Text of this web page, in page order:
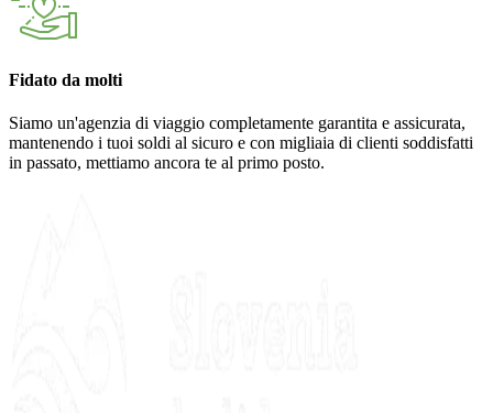
Fidato da molti
Siamo un'agenzia di viaggio completamente garantita e assicurata,
mantenendo i tuoi soldi al sicuro e con migliaia di clienti soddisfatti
in passato, mettiamo ancora te al primo posto.